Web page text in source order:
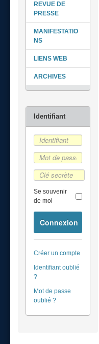
Se souvenir
de moi
Connexion
Créer un compte
Identifiant oublié
?
Mot de passe
oublié ?
REVUE DE
PRESSE
MANIFESTATIO
NS
LIENS WEB
ARCHIVES